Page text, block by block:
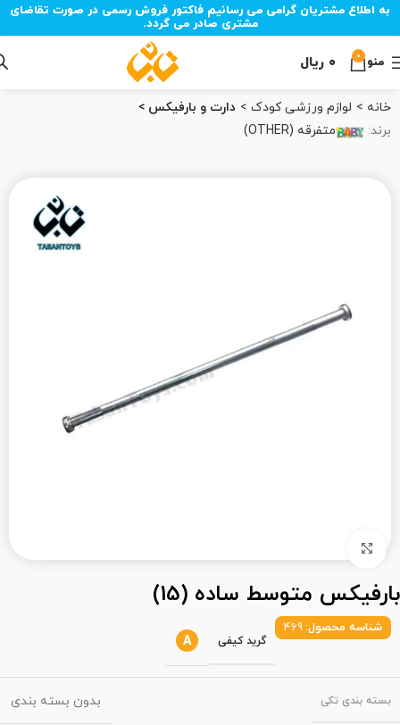
به اطلاع مشتریان گرامی می رسانیم فاکتور فروش رسمی در صورت تقاضای
مشتری صادر می گردد.
منو 0 ۰ ریال
خانه لوازم ورزشی کودک
دارت و بارفیکس
برند:
متفرقه (OTHER)
بارفیکس متوسط ساده (15)
شناسه محصول: 469
گرید کیفی A
بسته‌ بندی تکی بدون بسته بندی